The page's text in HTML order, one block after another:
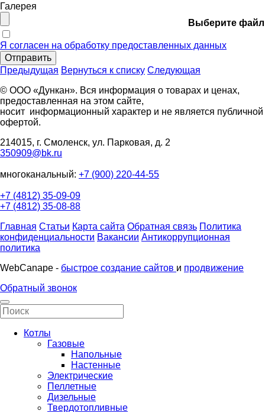
Галерея
Выберите файл
Я согласен на обработку предоставленных данных
Отправить
Предыдущая Вернуться к списку Следующая
© ООО «Дункан». Вся информация о товарах и ценах,
предоставленная на этом сайте,
носит информационный характер и не является публичной
офертой.
214015, г. Смоленск, ул. Парковая, д. 2
350909@bk.ru
многоканальный: +7 (900) 220-44-55
+7 (4812) 35-09-09
+7 (4812) 35-08-88
Главная Статьи Карта сайта Обратная связь Политика
конфиденциальности Вакансии Антикоррупционная
политика
WebCanape - быстрое создание сайтов и продвижение
Обратный звонок
Котлы
Газовые
Напольные
Настенные
Электрические
Пеллетные
Дизельные
Твердотопливные